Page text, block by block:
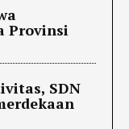
Provinsi
SDN